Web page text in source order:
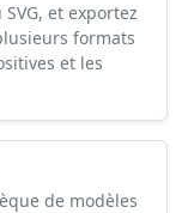
et exportez
formats
et les
de modèles